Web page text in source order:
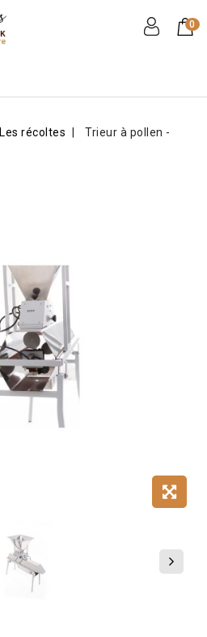
0
Les récoltes
Trieur à pollen -